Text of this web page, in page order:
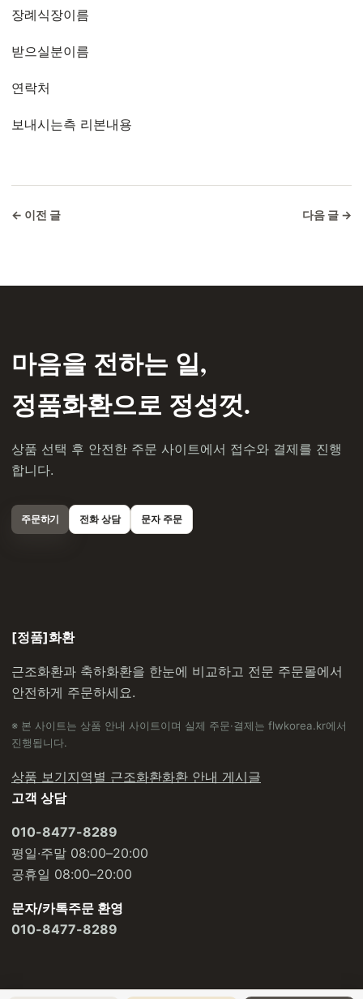
장례식장이름
받으실분이름
연락처
보내시는측 리본내용
← 이전 글 다음 글 →
마음을 전하는 일,
정품화환으로 정성껏.
상품 선택 후 안전한 주문 사이트에서 접수와 결제를 진행
합니다.
주문하기 전화 상담 문자 주문
[정품]화환
근조화환과 축하화환을 한눈에 비교하고 전문 주문몰에서
안전하게 주문하세요.
※ 본 사이트는 상품 안내 사이트이며 실제 주문·결제는 flwkorea.kr에서
진행됩니다.
상품 보기지역별 근조화환화환 안내 게시글
고객 상담
010-8477-8289
평일·주말 08:00–20:00
공휴일 08:00–20:00
문자/카톡주문 환영
010-8477-8289